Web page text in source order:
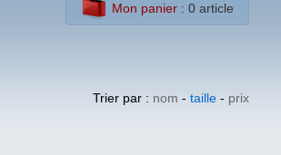
Mon panier : 0 article
Trier par : nom - taille - prix